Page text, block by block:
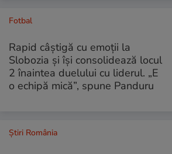
Fotbal
Rapid câștigă cu emoții la
Slobozia și își consolidează locul
2 înaintea duelului cu liderul. „E
o echipă mică”, spune Panduru
Știri România